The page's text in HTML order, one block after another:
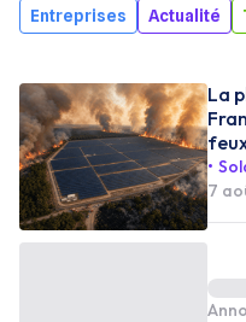
Entreprises Actualité
La
7